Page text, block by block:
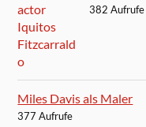
382 Aufrufe
Miles Davis als Maler
377 Aufrufe